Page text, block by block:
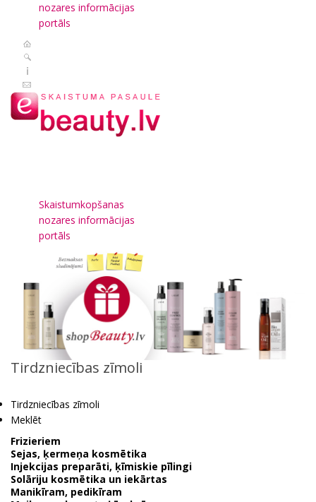
nozares informācijas
portāls
Skaistumkopšanas
nozares informācijas
portāls
Tirdzniecības zīmoli
Tirdzniecības zīmoli
Meklēt
Frizieriem
Sejas, ķermeņa kosmētika
Injekcijas preparāti, ķīmiskie pīlingi
Solāriju kosmētika un iekārtas
Manikīram, pedikīram